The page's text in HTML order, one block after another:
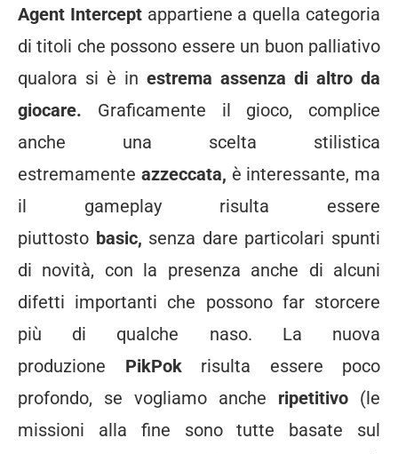
Agent Intercept appartiene a quella categoria
di titoli che possono essere un buon palliativo
qualora si è in estrema assenza di altro da
giocare. Graficamente il gioco, complice
anche una scelta stilistica
estremamente azzeccata, è interessante, ma
il gameplay risulta essere
piuttosto basic, senza dare particolari spunti
di novità, con la presenza anche di alcuni
difetti importanti che possono far storcere
più di qualche naso. La nuova
produzione PikPok risulta essere poco
profondo, se vogliamo anche ripetitivo (le
missioni alla fine sono tutte basate sul